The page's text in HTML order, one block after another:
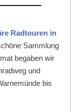
Rad­touren in
Samm­lung
begaben wir
und
bis